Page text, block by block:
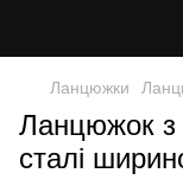
Ланцюжки
Ланцюжок з
сталі